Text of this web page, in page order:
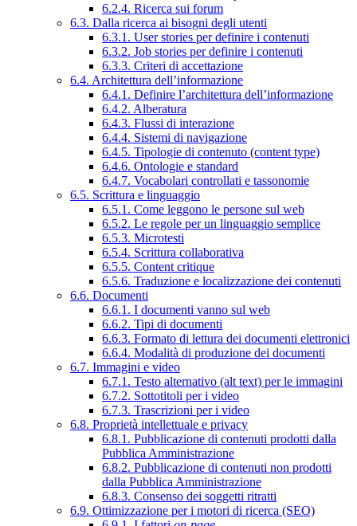
6.2.4. Ricerca sui forum
6.3. Dalla ricerca ai bisogni degli utenti
6.3.1. User stories per definire i contenuti
6.3.2. Job stories per definire i contenuti
6.3.3. Criteri di accettazione
6.4. Architettura dell’informazione
6.4.1. Definire l’architettura dell’informazione
6.4.2. Alberatura
6.4.3. Flussi di interazione
6.4.4. Sistemi di navigazione
6.4.5. Tipologie di contenuto (content type)
6.4.6. Ontologie e standard
6.4.7. Vocabolari controllati e tassonomie
6.5. Scrittura e linguaggio
6.5.1. Come leggono le persone sul web
6.5.2. Le regole per un linguaggio semplice
6.5.3. Microtesti
6.5.4. Scrittura collaborativa
6.5.5. Content critique
6.5.6. Traduzione e localizzazione dei contenuti
6.6. Documenti
6.6.1. I documenti vanno sul web
6.6.2. Tipi di documenti
6.6.3. Formato di lettura dei documenti elettronici
6.6.4. Modalità di produzione dei documenti
6.7. Immagini e video
6.7.1. Testo alternativo (alt text) per le immagini
6.7.2. Sottotitoli per i video
6.7.3. Trascrizioni per i video
6.8. Proprietà intellettuale e privacy
6.8.1. Pubblicazione di contenuti prodotti dalla
Pubblica Amministrazione
6.8.2. Pubblicazione di contenuti non prodotti
dalla Pubblica Amministrazione
6.8.3. Consenso dei soggetti ritratti
6.9. Ottimizzazione per i motori di ricerca (SEO)